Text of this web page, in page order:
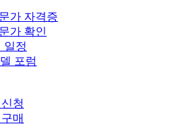
가 자격증
가 확인
일정
포럼
청
매